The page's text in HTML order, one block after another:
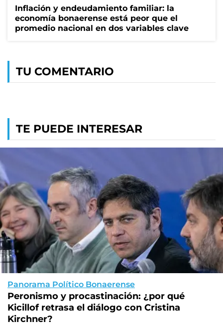
Inflación y endeudamiento familiar: la
economía bonaerense está peor que el
promedio nacional en dos variables clave
TU COMENTARIO
TE PUEDE INTERESAR
Panorama Político Bonaerense
Peronismo y procastinación: ¿por qué
Kicillof retrasa el diálogo con Cristina
Kirchner?